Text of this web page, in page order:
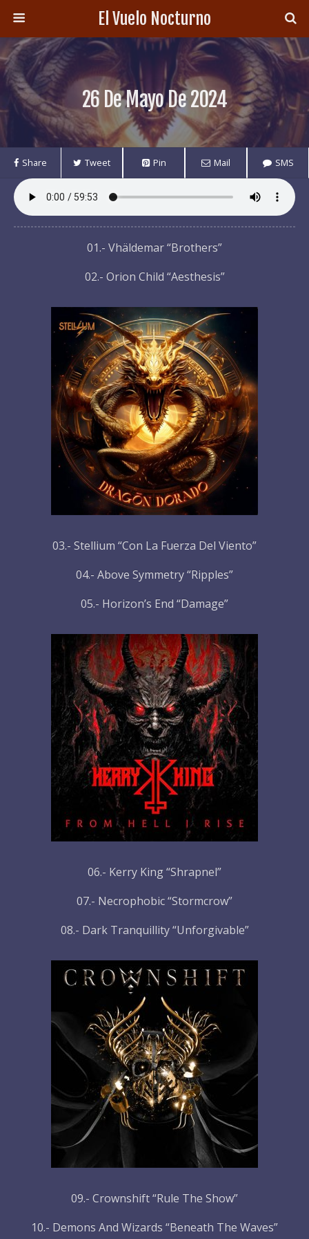
El Vuelo Nocturno
26 De Mayo De 2024
Share Tweet Pin Mail SMS
01.- Vhäldemar “Brothers”
02.- Orion Child “Aesthesis”
03.- Stellium “Con La Fuerza Del Viento”
04.- Above Symmetry “Ripples”
05.- Horizon’s End “Damage”
06.- Kerry King “Shrapnel”
07.- Necrophobic “Stormcrow”
08.- Dark Tranquillity “Unforgivable”
09.- Crownshift “Rule The Show”
10.- Demons And Wizards “Beneath The Waves”